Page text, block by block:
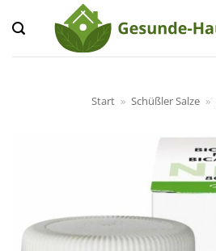
Inhalt
springen
Start » Schüßler Salze »